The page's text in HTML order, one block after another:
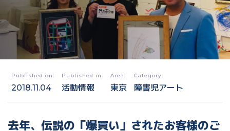
Published on:
2018.11.04
Published in:
活動情報
Area:
東京
Category:
障害児アート
去年、伝説の「爆買い」されたお客様のご